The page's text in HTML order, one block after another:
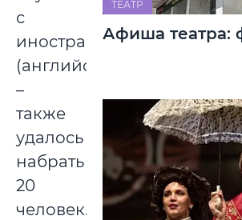
с
иностранным
(английским)»
–
также
удалось
набрать
20
человек.
ТЕАТР
Афиша театра: